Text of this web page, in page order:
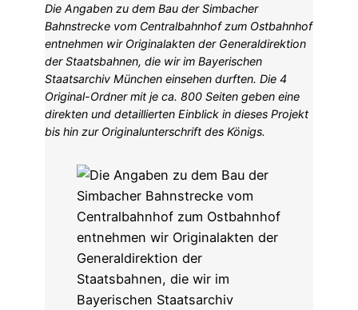
Die Angaben zu dem Bau der Simbacher
Bahnstrecke vom Centralbahnhof zum Ostbahnhof
entnehmen wir Originalakten der Generaldirektion
der Staatsbahnen, die wir im Bayerischen
Staatsarchiv München einsehen durften. Die 4
Original-Ordner mit je ca. 800 Seiten geben eine
direkten und detaillierten Einblick in dieses Projekt
bis hin zur Originalunterschrift des Königs.